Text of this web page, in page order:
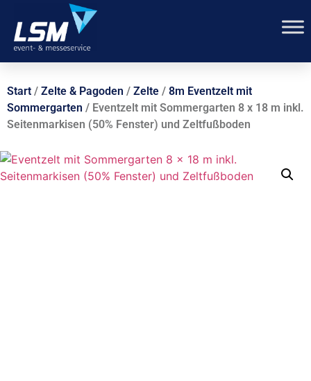
Start / Zelte & Pagoden / Zelte / 8m Eventzelt mit
Sommergarten / Eventzelt mit Sommergarten 8 x 18 m inkl.
Seitenmarkisen (50% Fenster) und Zeltfußboden